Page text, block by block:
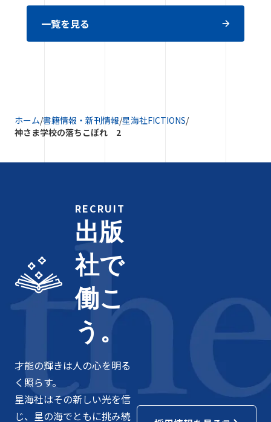
一覧を見る
ホーム/書籍情報・新刊情報/星海社FICTIONS/
神さま学校の落ちこぼれ 2
RECRUIT
出版
社で
働こ
う。
才能の輝きは人の心を明る
く照らす。
星海社はその新しい光を信
じ、星の海でともに挑み続